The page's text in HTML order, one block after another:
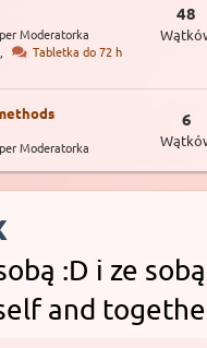
Moderatorka
Tabletka do 72 h
48
Moderatorka
6
:D i ze
and